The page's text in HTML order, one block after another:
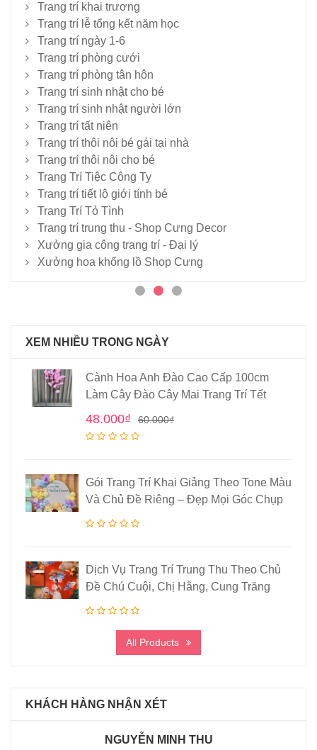
Trang trí khai trương
Trang trí lễ tổng kết năm học
Trang trí ngày 1-6
Trang trí phòng cưới
Trang trí phòng tân hôn
Trang trí sinh nhật cho bé
Trang trí sinh nhật người lớn
Trang trí tất niên
Trang trí thôi nôi bé gái tại nhà
Trang trí thôi nôi cho bé
Trang Trí Tiệc Công Ty
Trang trí tiết lộ giới tính bé
Trang Trí Tỏ Tình
Trang trí trung thu - Shop Cưng Decor
Xưởng gia công trang trí - Đại lý
Xưởng hoa khổng lồ Shop Cưng
XEM NHIỀU TRONG NGÀY
Cành Hoa Anh Đào Cao Cấp 100cm
Làm Cây Đào Cây Mai Trang Trí Tết
60.000₫
48.000₫
Gói Trang Trí Khai Giảng Theo Tone Màu
Và Chủ Đề Riêng – Đẹp Mọi Góc Chụp
Dịch Vụ Trang Trí Trung Thu Theo Chủ
Đề Chú Cuội, Chị Hằng, Cung Trăng
All Products
KHÁCH HÀNG NHẬN XÉT
NGUYỄN MINH THU